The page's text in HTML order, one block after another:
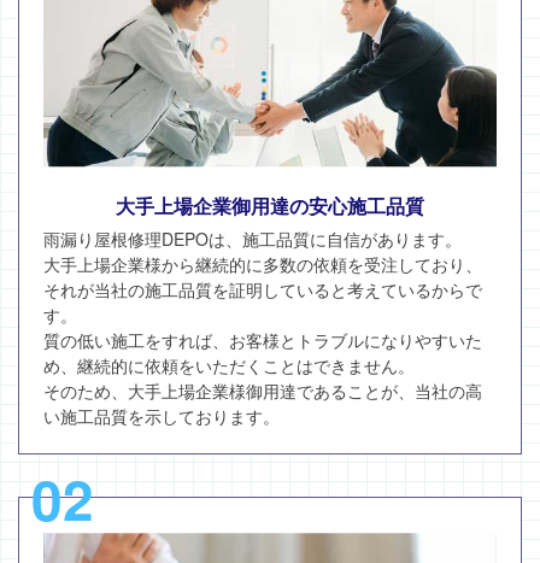
大手上場企業御用達の安心施工品質
雨漏り屋根修理DEPOは、施工品質に自信があります。
大手上場企業様から継続的に多数の依頼を受注しており、
それが当社の施工品質を証明していると考えているからで
す。
質の低い施工をすれば、お客様とトラブルになりやすいた
め、継続的に依頼をいただくことはできません。
そのため、大手上場企業様御用達であることが、当社の高
い施工品質を示しております。
02